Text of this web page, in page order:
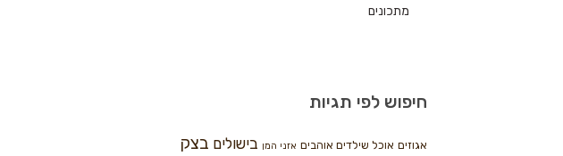
מתכונים
חיפוש לפי תגיות
אגוזים אוכל שילדים אוהבים אזני המן בישולים בצק